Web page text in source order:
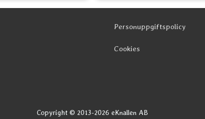
Personuppgiftspolicy
Cookies
Copyright © 2013-2026 eKnallen AB